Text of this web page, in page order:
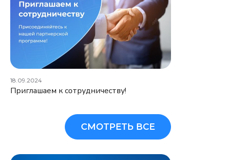
18.09.2024
Приглашаем к сотрудничеству!
СМОТРЕТЬ ВСЕ